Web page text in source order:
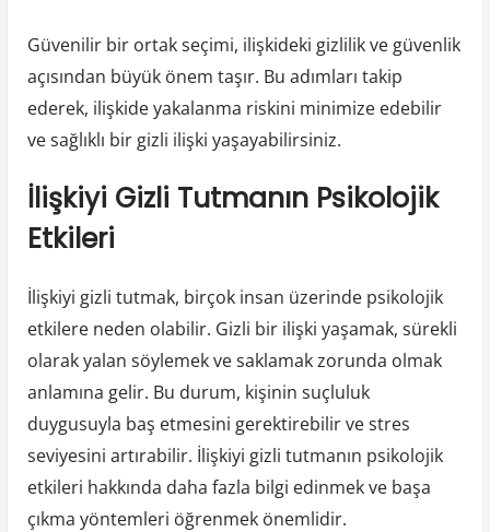
Güvenilir bir ortak seçimi, ilişkideki gizlilik ve güvenlik
açısından büyük önem taşır. Bu adımları takip
ederek, ilişkide yakalanma riskini minimize edebilir
ve sağlıklı bir gizli ilişki yaşayabilirsiniz.
İlişkiyi Gizli Tutmanın Psikolojik
Etkileri
İlişkiyi gizli tutmak, birçok insan üzerinde psikolojik
etkilere neden olabilir. Gizli bir ilişki yaşamak, sürekli
olarak yalan söylemek ve saklamak zorunda olmak
anlamına gelir. Bu durum, kişinin suçluluk
duygusuyla baş etmesini gerektirebilir ve stres
seviyesini artırabilir. İlişkiyi gizli tutmanın psikolojik
etkileri hakkında daha fazla bilgi edinmek ve başa
çıkma yöntemleri öğrenmek önemlidir.